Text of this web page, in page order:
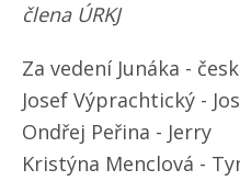
člena ÚRKJ
Za vedení Junáka -
Josef Výprachtický -
Ondřej Peřina - Jerry
Kristýna Menclová -